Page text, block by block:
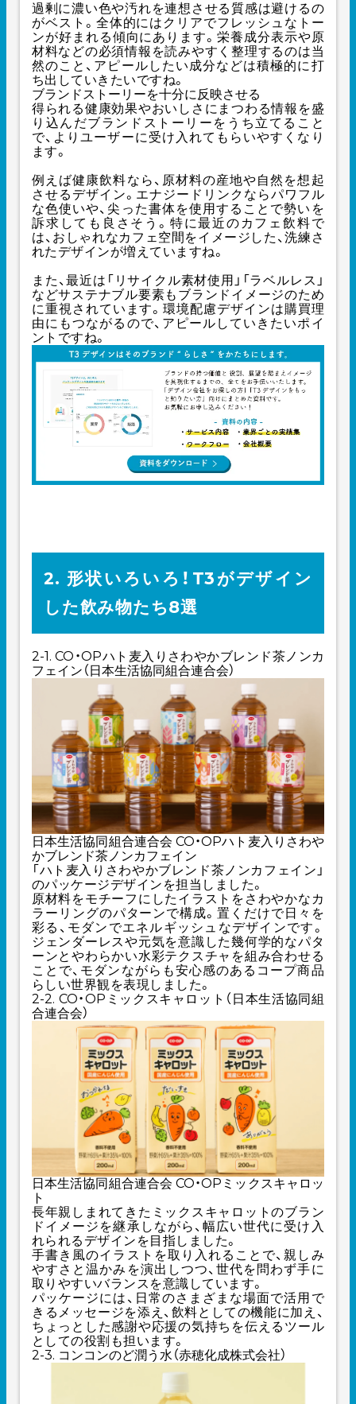
過剰に濃い色や汚れを連想させる質感は避けるの
がベスト。全体的にはクリアでフレッシュなトー
ンが好まれる傾向にあります。栄養成分表示や原
材料などの必須情報を読みやすく整理するのは当
然のこと、アピールしたい成分などは積極的に打
ち出していきたいですね。
ブランドストーリーを十分に反映させる
得られる健康効果やおいしさにまつわる情報を盛
り込んだブランドストーリーをうち立てること
で、よりユーザーに受け入れてもらいやすくなり
ます。
例えば健康飲料なら、原材料の産地や自然を想起
させるデザイン。エナジードリンクならパワフル
な色使いや、尖った書体を使用することで勢いを
訴求しても良さそう。特に最近のカフェ飲料で
は、おしゃれなカフェ空間をイメージした、洗練さ
れたデザインが増えていますね。
また、最近は「リサイクル素材使用」「ラベルレス」
などサステナブル要素もブランドイメージのため
に重視されています。環境配慮デザインは購買理
由にもつながるので、アピールしていきたいポイ
ントですね。
2. 形状いろいろ！T3がデザイン
した飲み物たち8選
2-1. CO・OPハト麦入りさわやかブレンド茶ノンカ
フェイン（日本生活協同組合連合会）
日本生活協同組合連合会 CO・OPハト麦入りさわや
かブレンド茶ノンカフェイン
「ハト麦入りさわやかブレンド茶ノンカフェイン」
のパッケージデザインを担当しました。
原材料をモチーフにしたイラストをさわやかなカ
ラーリングのパターンで構成。置くだけで日々を
彩る、モダンでエネルギッシュなデザインです。
ジェンダーレスや元気を意識した幾何学的なパタ
ーンとやわらかい水彩テクスチャを組み合わせる
ことで、モダンながらも安心感のあるコープ商品
らしい世界観を表現しました。
2-2. CO・OPミックスキャロット（日本生活協同組
合連合会）
日本生活協同組合連合会 CO・OPミックスキャロッ
ト
長年親しまれてきたミックスキャロットのブラン
ドイメージを継承しながら、幅広い世代に受け入
れられるデザインを目指しました。
手書き風のイラストを取り入れることで、親しみ
やすさと温かみを演出しつつ、世代を問わず手に
取りやすいバランスを意識しています。
パッケージには、日常のさまざまな場面で活用で
きるメッセージを添え、飲料としての機能に加え、
ちょっとした感謝や応援の気持ちを伝えるツール
としての役割も担います。
2-3. コンコンのど潤う水（赤穂化成株式会社）